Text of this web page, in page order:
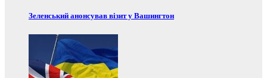
Зеленський анонсував візит у Вашингтон